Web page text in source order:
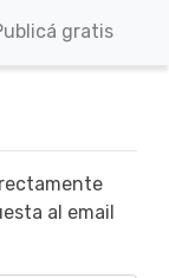
gratis
al email